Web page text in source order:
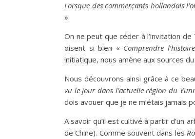
Lorsque des commerçants hollandais
».
On ne peut que céder à l’invitation
disent si bien « Comprendre
initiatique, nous amène aux sources
Nous découvrons ainsi grâce à ce
vu le jour dans l’actuelle région du
dois avouer que je ne m’étais jamais
A savoir qu’il est cultivé à partir d’un
de Chine). Comme souvent dans les